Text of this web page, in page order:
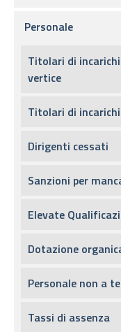
Personale
Titolari di
vertice
Titolari di
Dirigenti cessati
Sanzioni per
Elevate
Dotazione
Personale non a
Tassi di assenza